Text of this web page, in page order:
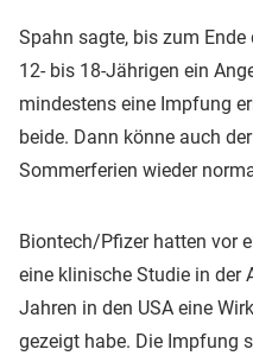
Spahn sagte, bis zum
12- bis 18-Jährigen ein
mindestens eine Impfung
beide. Dann könne auch
Sommerferien wieder
Biontech/Pfizer hatten vor
eine klinische Studie in der
Jahren in den USA eine
gezeigt habe. Die Impfung